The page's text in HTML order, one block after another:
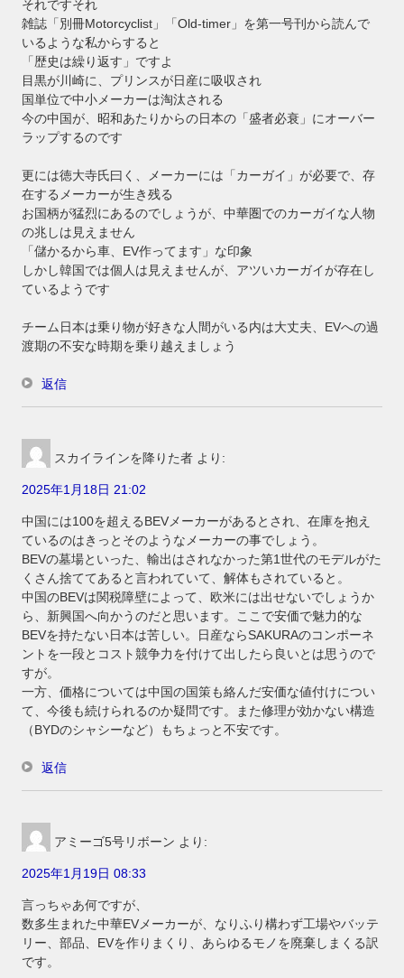
それですそれ
雑誌「別冊Motorcyclist」「Old-timer」を第一号刊から読んで
いるような私からすると
「歴史は繰り返す」ですよ
目黒が川崎に、プリンスが日産に吸収され
国単位で中小メーカーは淘汰される
今の中国が、昭和あたりからの日本の「盛者必衰」にオーバー
ラップするのです
更には徳大寺氏曰く、メーカーには「カーガイ」が必要で、存
在するメーカーが生き残る
お国柄が猛烈にあるのでしょうが、中華圏でのカーガイな人物
の兆しは見えません
「儲かるから車、EV作ってます」な印象
しかし韓国では個人は見えませんが、アツいカーガイが存在し
ているようです
チーム日本は乗り物が好きな人間がいる内は大丈夫、EVへの過
渡期の不安な時期を乗り越えましょう
返信
スカイラインを降りた者 より:
2025年1月18日 21:02
中国には100を超えるBEVメーカーがあるとされ、在庫を抱え
ているのはきっとそのようなメーカーの事でしょう。
BEVの墓場といった、輸出はされなかった第1世代のモデルがた
くさん捨ててあると言われていて、解体もされていると。
中国のBEVは関税障壁によって、欧米には出せないでしょうか
ら、新興国へ向かうのだと思います。ここで安価で魅力的な
BEVを持たない日本は苦しい。日産ならSAKURAのコンポーネ
ントを一段とコスト競争力を付けて出したら良いとは思うので
すが。
一方、価格については中国の国策も絡んだ安価な値付けについ
て、今後も続けられるのか疑問です。また修理が効かない構造
（BYDのシャシーなど）もちょっと不安です。
返信
アミーゴ5号リボーン より:
2025年1月19日 08:33
言っちゃあ何ですが、
数多生まれた中華EVメーカーが、なりふり構わず工場やバッテ
リー、部品、EVを作りまくり、あらゆるモノを廃棄しまくる訳
です。